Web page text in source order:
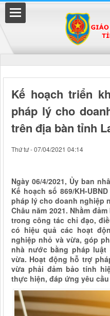
Kế hoạch triển
pháp lý cho
trên địa bàn tỉnh
Thứ tư - 07/04/2021 04:14
Ngày 06/4/2021, Ủy ban
Kế hoạch số 869/KH-
pháp lý cho doanh nghiệp
Châu năm 2021. Nhằm
trong công tác chỉ đạo,
có hiệu quả các hoạt
nghiệp nhỏ và vừa, góp
nhà nước bằng pháp
vừa. Hoạt động hỗ trợ
vừa phải đảm bảo tính
thực hiện, đáp ứng yêu
Đã kết nối EMC